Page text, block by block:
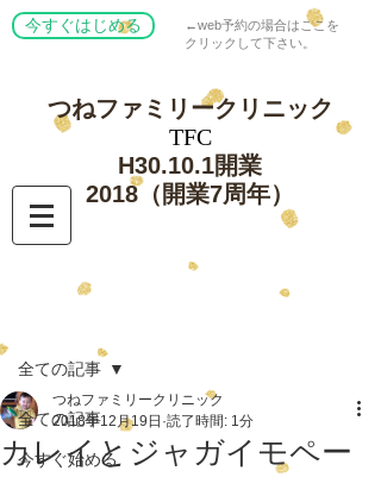
今すぐはじめる
←web予約の場合はここを
クリックして下さい。
つねファミリークリニック
​TFC
​H30.10.1開業
​2018（開業7周年）
全ての記事
今すぐ始める
全ての記事
カレイとジャガイモペー
つねファミリークリニック
2018年12月19日 読了時間: 1分